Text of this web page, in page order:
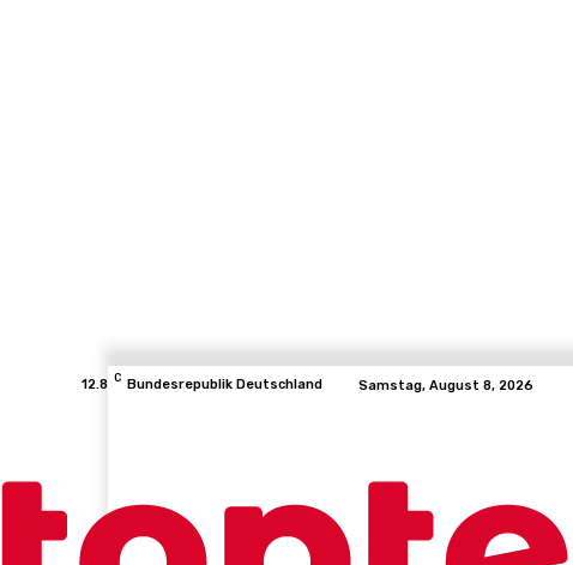
12.8 C Bundesrepublik Deutschland Samstag, August 8, 2026